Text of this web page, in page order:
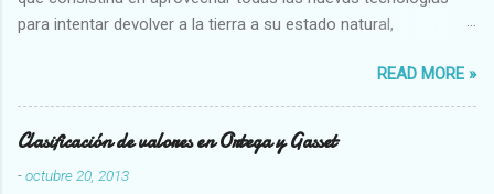
para intentar devolver a la tierra a su estado natural,
READ MORE »
Clasificación de valores en Ortega y Gasset
-octubre 20, 2013